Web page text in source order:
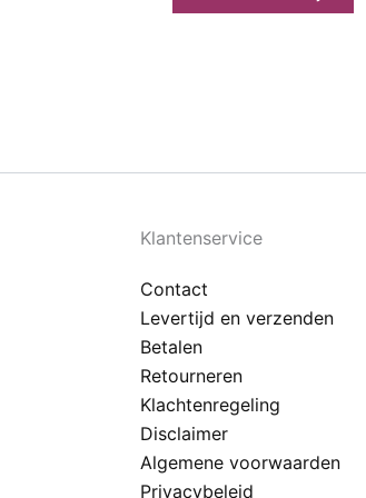
Klantenservice
Contact
Levertijd en verzenden
Betalen
Retourneren
Klachtenregeling
Disclaimer
Algemene voorwaarden
Privacybeleid